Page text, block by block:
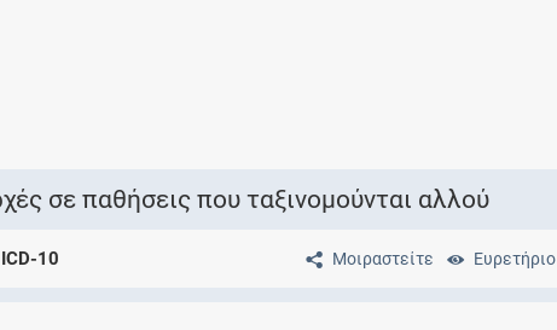
σε παθήσεις που ταξινομούνται αλλού
Μοιραστείτε Ευρετήριο
10